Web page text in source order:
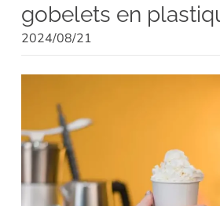
gobelets en
2024/08/21